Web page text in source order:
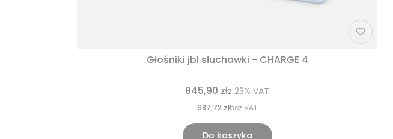
Głośniki jbl słuchawki - CHARGE 4
845,90 złz 23% VAT
687,72 złbez VAT
Do koszyka